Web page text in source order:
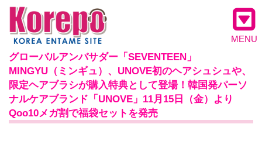
MENU
グローバルアンバサダー「SEVENTEEN」
MINGYU（ミンギュ）、UNOVE初のヘアシュシュや、
限定ヘアブラシが購入特典として登場！韓国発パーソ
ナルケアブランド「UNOVE」11月15日（金）より
Qoo10メガ割で福袋セットを発売